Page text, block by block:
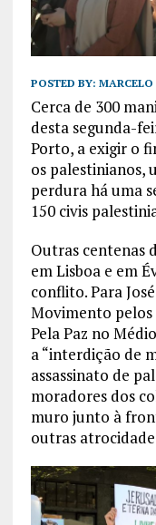
POSTED BY: MARCELO
Cerca de 300
desta segunda-
Porto, a exigir o
os palestinianos,
perdura há uma
150 civis
Outras centenas
em Lisboa e em
conflito. Para
Movimento pelos
Pela Paz no
a “interdição de
assassinato de
moradores dos
muro junto à
outras